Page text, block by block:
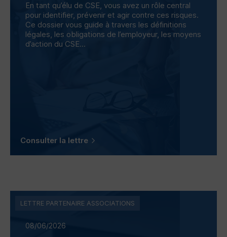
En tant qu’élu de CSE, vous avez un rôle central
pour identifier, prévenir et agir contre ces risques.
Ce dossier vous guide à travers les définitions
légales, les obligations de l’employeur, les moyens
d’action du CSE...
Consulter la lettre
08/06/2026
LETTRE PARTENAIRE ASSOCIATIONS